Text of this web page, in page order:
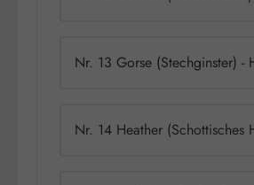
Nr. 13 Gorse (Stechginster) -
Nr. 14 Heather